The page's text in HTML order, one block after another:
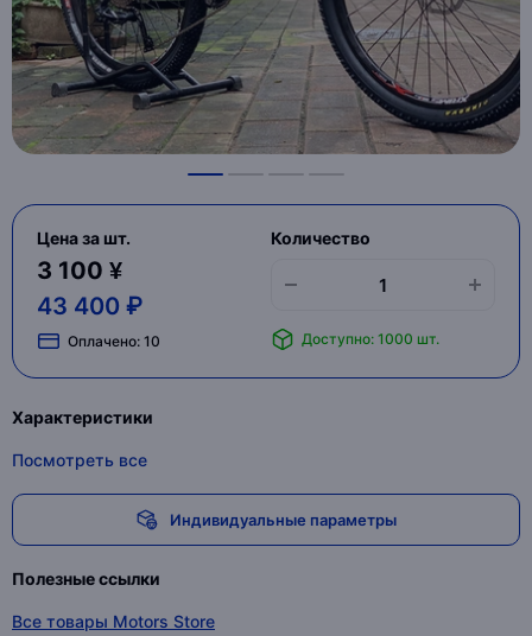
Цена за шт.
3 100 ¥
43 400 ₽
Оплачено: 10
Количество
Доступно: 1000 шт.
Характеристики
Посмотреть все
Индивидуальные параметры
Полезные ссылки
Все товары Motors Store